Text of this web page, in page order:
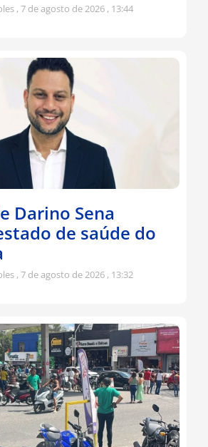
7 de agosto de 2026 13:44
Darino Sena
de saúde do
7 de agosto de 2026 13:32